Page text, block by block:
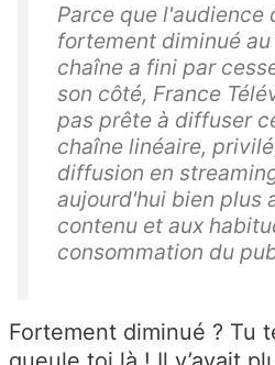
Parce que l'audience
fortement diminué
chaîne a fini par
son côté, France
pas prête à diffuser
chaîne linéaire,
diffusion en
aujourd'hui bien plus
contenu et aux
consommation du
Fortement diminué ? Tu